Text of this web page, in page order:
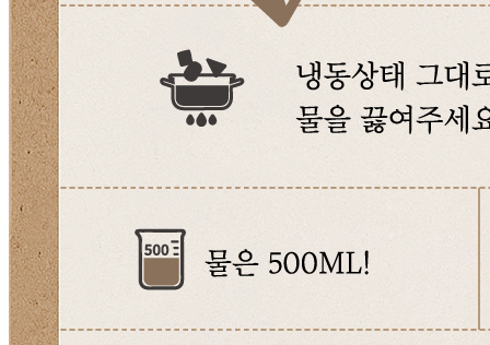
반품/교환 정보
반품/교환
문의
식봄 고객센터
문의번호
031-698-3454
반품/교환
배송비
반품 배송비: 10,000원
교환 배송비: 10,000원
주의사항
전자상거래 등에서의 소비자보호법에 관한 법률에 의거하여